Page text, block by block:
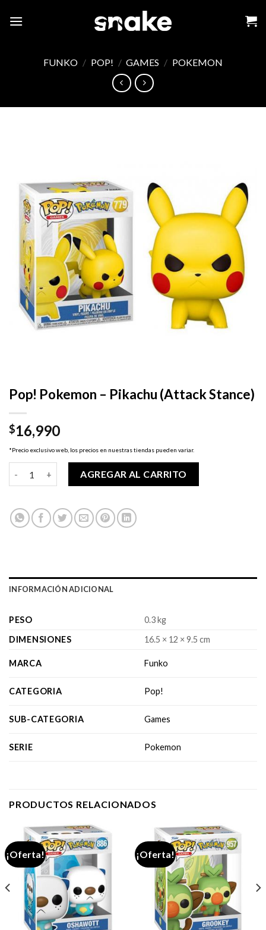
FUNKO / POP! / GAMES / POKEMON
Pop! Pokemon – Pikachu (Attack Stance)
$16,990
*Precio exclusivo web, los precios en nuestras tiendas pueden variar.
AGREGAR AL CARRITO
INFORMACIÓN ADICIONAL
PESO
0.3 kg
DIMENSIONES
16.5 × 12 × 9.5 cm
MARCA Funko
CATEGORIA Pop!
SUB-CATEGORIA Games
SERIE Pokemon
PRODUCTOS RELACIONADOS
¡Oferta! ¡Oferta!